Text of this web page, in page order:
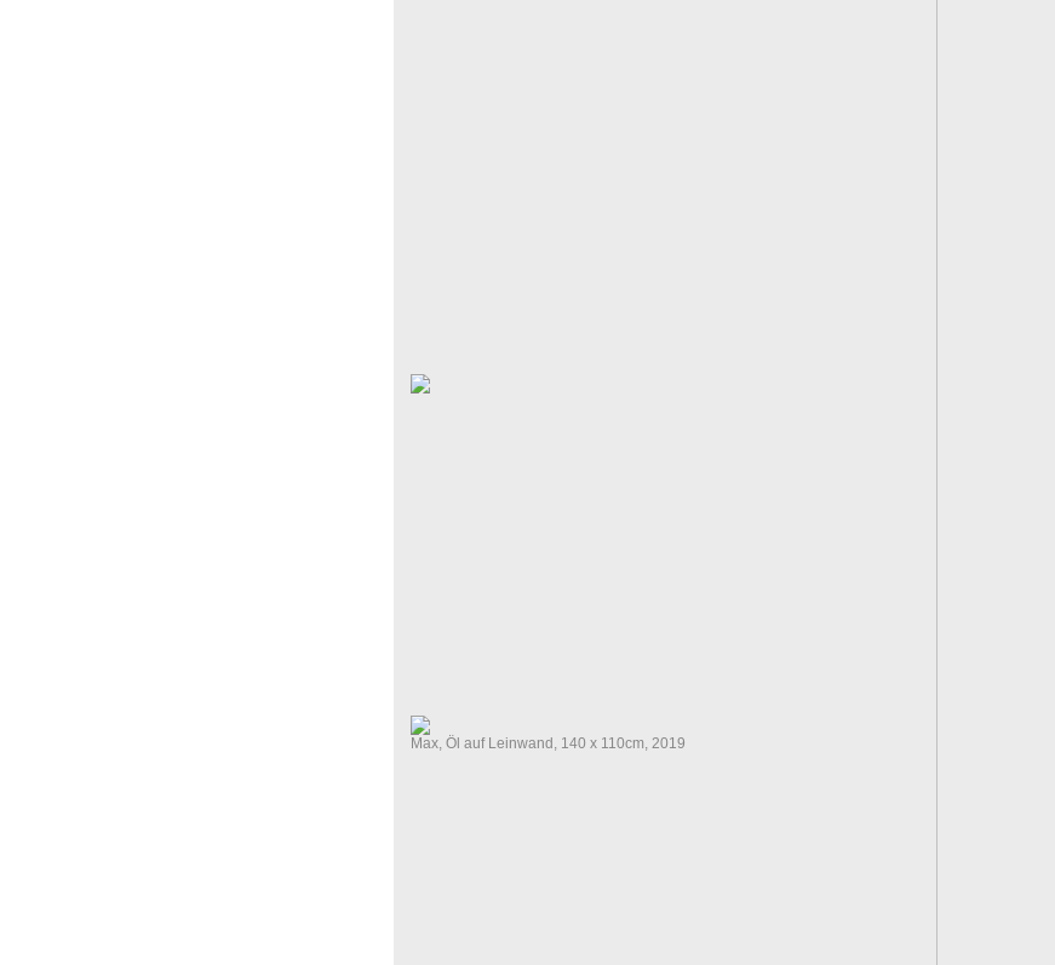
Max, Öl auf Leinwand, 140 x 110cm, 2019